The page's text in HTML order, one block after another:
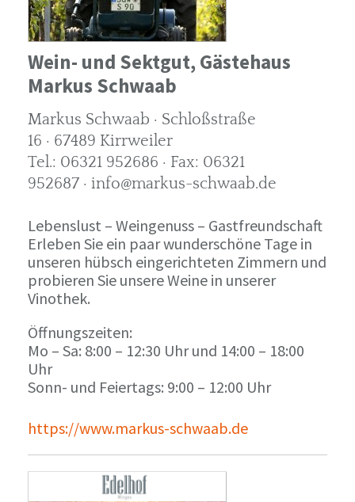
Wein- und Sektgut, Gästehaus
Markus Schwaab
Markus Schwaab · Schloßstraße
16 · 67489 Kirrweiler
Tel.: 06321 952686 · Fax: 06321
952687 · info@markus-schwaab.de
Lebenslust – Weingenuss – Gastfreundschaft
Erleben Sie ein paar wunderschöne Tage in
unseren hübsch eingerichteten Zimmern und
probieren Sie unsere Weine in unserer
Vinothek.
Öffnungszeiten:
Mo – Sa: 8:00 – 12:30 Uhr und 14:00 – 18:00
Uhr
Sonn- und Feiertags: 9:00 – 12:00 Uhr
https://www.markus-schwaab.de